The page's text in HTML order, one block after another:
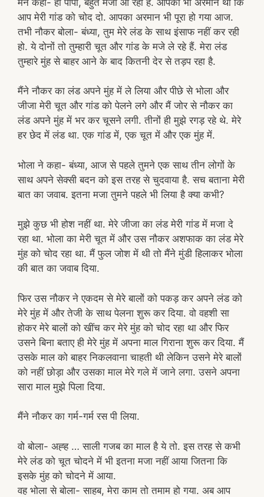
आप मेरी गांड को चोद दो. आपका अरमान भी पूरा हो गया आज.
तभी नौकर बोला- बंध्या, तुम मेरे लंड के साथ इंसाफ नहीं कर रही
हो. ये दोनों तो तुम्हारी चूत और गांड के मजे ले रहे हैं. मेरा लंड
तुम्हारे मुंह से बाहर आने के बाद कितनी देर से तड़प रहा है.
मैंने नौकर का लंड अपने मुंह में ले लिया और पीछे से भोला और
जीजा मेरी चूत और गांड को पेलने लगे और मैं जोर से नौकर का
लंड अपने मुंह में भर कर चूसने लगी. तीनों ही मुझे रगड़ रहे थे. मेरे
हर छेद में लंड था. एक गांड में, एक चूत में और एक मुंह में.
भोला ने कहा- बंध्या, आज से पहले तुमने एक साथ तीन लोगों के
साथ अपने सेक्सी बदन को इस तरह से चुदवाया है. सच बताना मेरी
बात का जवाब. इतना मजा तुमने पहले भी लिया है क्या कभी?
मुझे कुछ भी होश नहीं था. मेरे जीजा का लंड मेरी गांड में मजा दे
रहा था. भोला का मेरी चूत में और उस नौकर अशफाक का लंड मेरे
मुंह को चोद रहा था. मैं फुल जोश में थी तो मैंने मुंडी हिलाकर भोला
की बात का जवाब दिया.
फिर उस नौकर ने एकदम से मेरे बालों को पकड़ कर अपने लंड को
मेरे मुंह में और तेजी के साथ पेलना शुरू कर दिया. वो वहशी सा
होकर मेरे बालों को खींच कर मेरे मुंह को चोद रहा था और फिर
उसने बिना बताए ही मेरे मुंह में अपना माल गिराना शुरू कर दिया. मैं
उसके माल को बाहर निकलवाना चाहती थी लेकिन उसने मेरे बालों
को नहीं छोड़ा और उसका माल मेरे गले में जाने लगा. उसने अपना
सारा माल मुझे पिला दिया.
मैंने नौकर का गर्म-गर्म रस पी लिया.
वो बोला- अह्ह … साली गजब का माल है ये तो. इस तरह से कभी
मेरे लंड को चूत चोदने में भी इतना मजा नहीं आया जितना कि
इसके मुंह को चोदने में आया.
वह भोला से बोला- साहब, मेरा काम तो तमाम हो गया. अब आप